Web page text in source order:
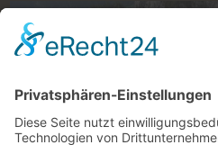
Klettern im Gesäuse
9. August 2026 to 27.